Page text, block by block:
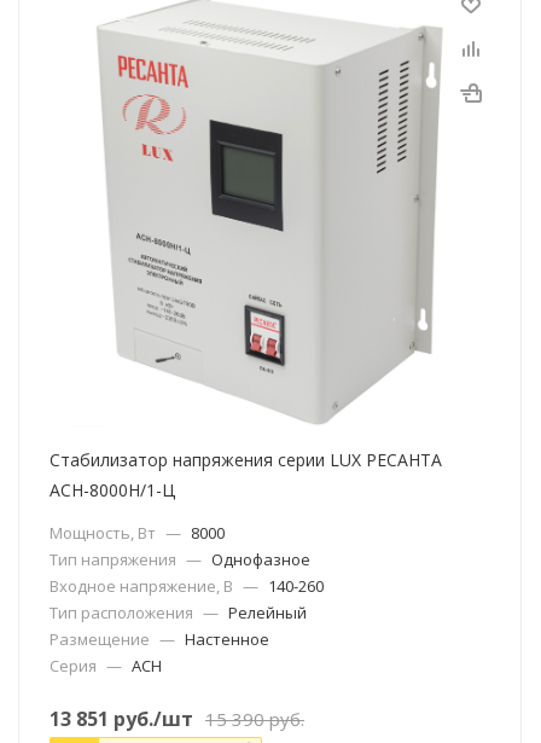
Стабилизатор напряжения серии LUX РЕСАНТА
АСН-8000Н/1-Ц
Мощность, Вт — 8000
Тип напряжения — Однофазное
Входное напряжение, В — 140-260
Тип расположения — Релейный
Размещение — Настенное
Серия — АСН
13 851 руб./шт 15 390руб.